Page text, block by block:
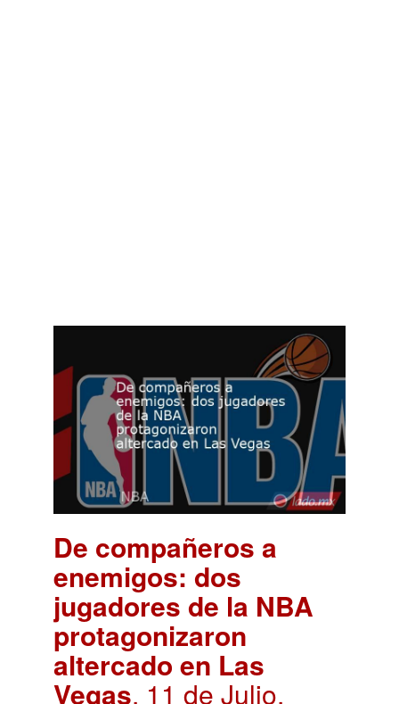
De compañeros a
enemigos: dos
jugadores de la NBA
protagonizaron
altercado en Las
Vegas. 11 de Julio,